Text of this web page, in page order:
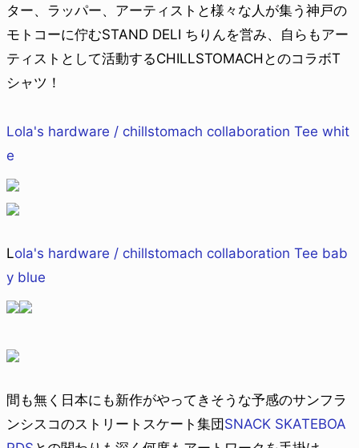
ター、ラッパー、アーティストと様々な人が集う神戸の
モトコーに佇むSTAND DELI ちりんを営み、自らもアー
ティストとして活動するCHILLSTOMACHとのコラボT
シャツ！
Lola's hardware / chillstomach collaboration Tee whit
e
Lola's hardware / chillstomach collaboration Tee bab
y blue
間も無く日本にも新作がやってきそうな予感のサンフラ
ンシスコのストリートスケート集団SNACK SKATEBOA